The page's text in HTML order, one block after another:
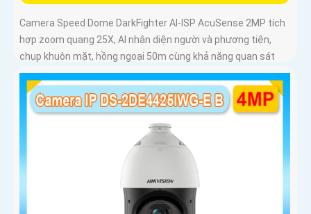
Camera Speed Dome DarkFighter AI-ISP AcuSense 2MP tích
hợp zoom quang 25X, AI nhận diện người và phương tiện,
chụp khuôn mặt, hồng ngoại 50m cùng khả năng quan sát
ban đêm vượt trội cho hệ thống giám sát chuyên nghiệp